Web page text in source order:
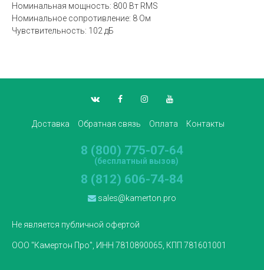
Номинальная мощность: 800 Вт RMS
Номинальное сопротивление: 8 Ом
Чувствительность: 102 дБ
Доставка Обратная связь Оплата Контакты
8 (800) 775-07-64
(бесплатный вызов)
8 (812) 606-74-84
sales@kamerton.pro
Не является публичной офертой
ООО "Камертон Про", ИНН 7810890065, КПП 781601001